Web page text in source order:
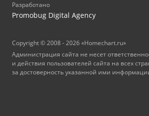
Разработано
Promobug Digital Agency
Copyright © 2008 - 2026 «Homechart.ru»
Администрация сайта не несет
и действия пользователей сайта на всех
за достоверность указанной ими